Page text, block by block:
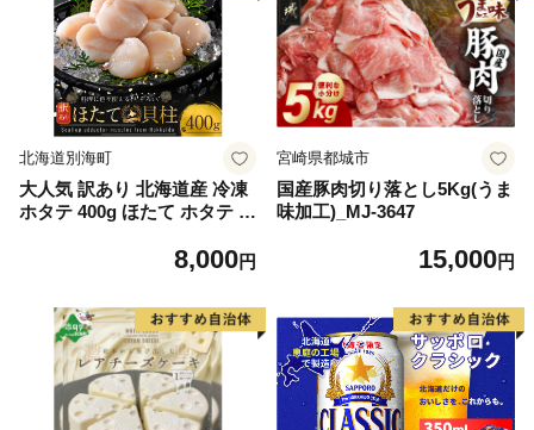
北海道別海町
大人気 訳あり 北海道産 冷凍
ホタテ 400g ほたて ホタテ 帆
8,000円
宮崎県都城市
国産豚肉切り落とし5Kg(うま
味加工)_MJ-3647
15,000円